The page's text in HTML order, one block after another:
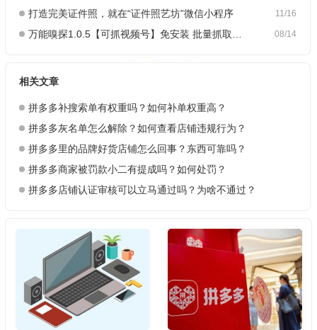
11/16
打造完美证件照，就在“证件照艺坊”微信小程序
08/14
万能嗅探1.0.5【可抓视频号】免安装 批量抓取媒体文件
相关文章
拼多多补搜索单有权重吗？如何补单权重高？
拼多多灰名单怎么解除？如何查看店铺违规行为？
拼多多里的品牌好货店铺怎么回事？东西可靠吗？
拼多多商家被罚款小二有提成吗？如何处罚？
拼多多店铺认证审核可以立马通过吗？为啥不通过？